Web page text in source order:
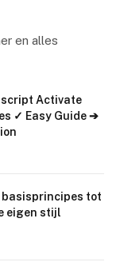
en alles
script Activate
✓ Easy Guide ➔
tot
eigen stijl